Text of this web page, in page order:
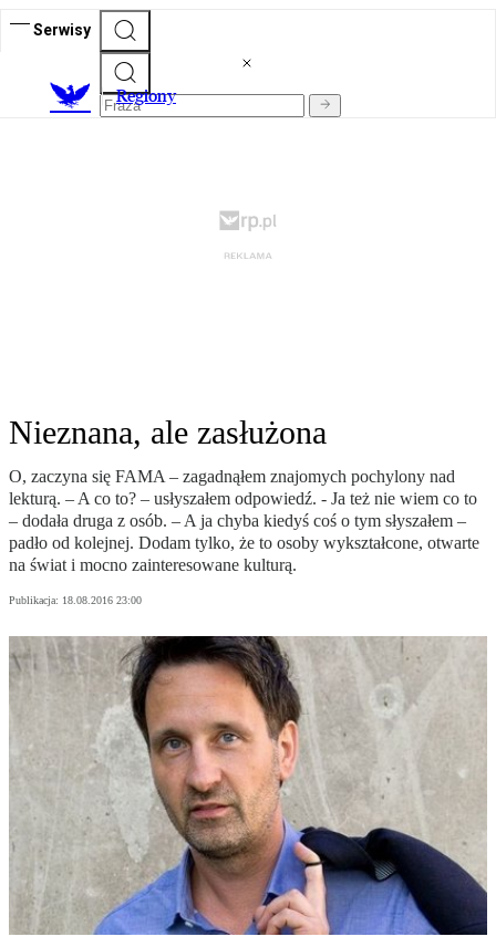
Serwisy
Regiony
Nieznana, ale zasłużona
O, zaczyna się FAMA – zagadnąłem znajomych pochylony nad
lekturą. – A co to? – usłyszałem odpowiedź. - Ja też nie wiem co to
– dodała druga z osób. – A ja chyba kiedyś coś o tym słyszałem –
padło od kolejnej. Dodam tylko, że to osoby wykształcone, otwarte
na świat i mocno zainteresowane kulturą.
Publikacja: 18.08.2016 23:00